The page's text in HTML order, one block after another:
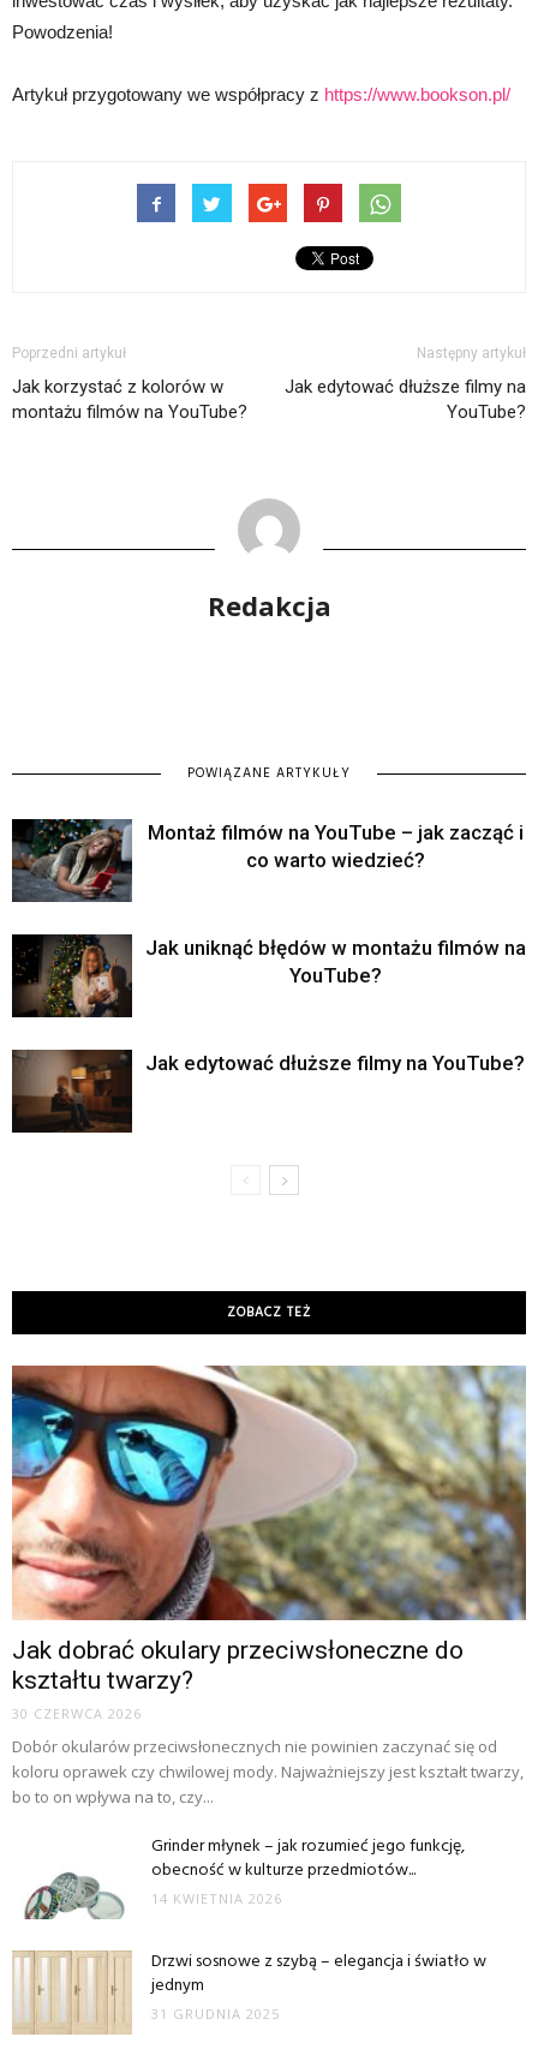
Powodzenia!
Artykuł przygotowany we współpracy z https://www.bookson.pl/
Poprzedni artykuł
Jak korzystać z kolorów w
montażu filmów na YouTube?
Następny artykuł
Jak edytować dłuższe filmy na
YouTube?
Redakcja
POWIĄZANE ARTYKUŁY
Montaż filmów na YouTube – jak zacząć i
co warto wiedzieć?
Jak uniknąć błędów w montażu filmów na
YouTube?
Jak edytować dłuższe filmy na YouTube?
ZOBACZ TEŻ
Jak dobrać okulary przeciwsłoneczne do
kształtu twarzy?
30 CZERWCA 2026
Dobór okularów przeciwsłonecznych nie powinien zaczynać się od
koloru oprawek czy chwilowej mody. Najważniejszy jest kształt twarzy,
bo to on wpływa na to, czy...
Grinder młynek – jak rozumieć jego funkcję,
obecność w kulturze przedmiotów...
14 KWIETNIA 2026
Drzwi sosnowe z szybą – elegancja i światło w
jednym
31 GRUDNIA 2025